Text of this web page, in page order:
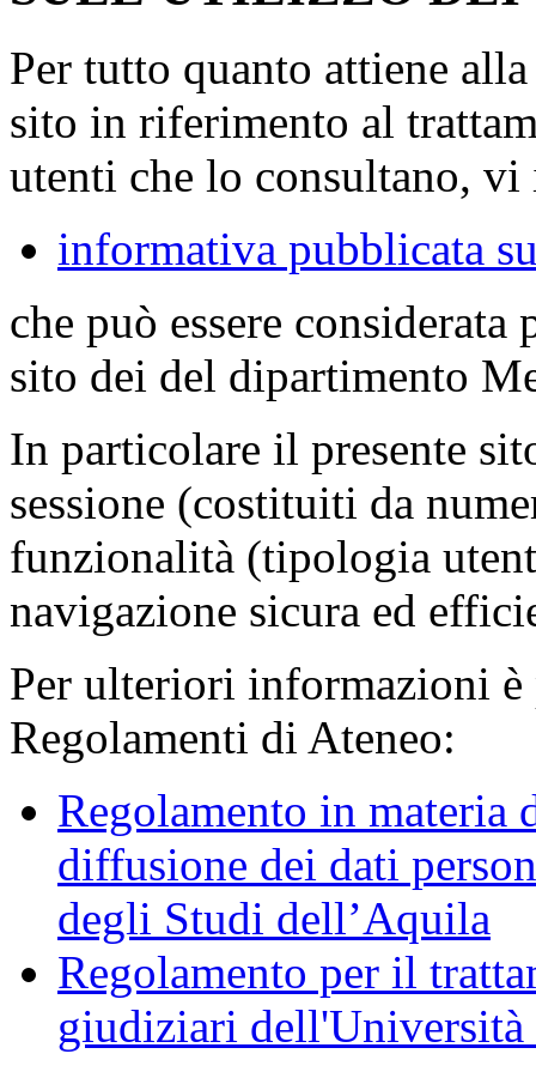
Per tutto quanto attiene
sito in riferimento al
utenti che lo consultano,
informativa pubblicata
che può essere
sito dei del dipartimento
In particolare il presente
sessione (costituiti da
funzionalità (tipologia
navigazione sicura ed
Per ulteriori informazioni è
Regolamenti di Ateneo:
Regolamento in materia
diffusione dei dati
degli Studi dell’Aquila
Regolamento per il
giudiziari